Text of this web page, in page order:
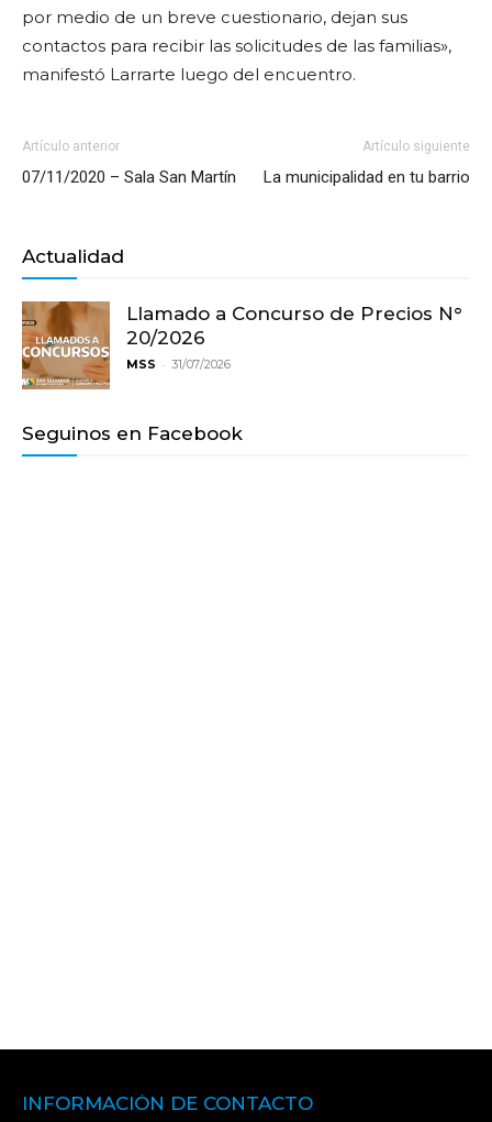
por medio de un breve cuestionario, dejan sus
contactos para recibir las solicitudes de las familias»,
manifestó Larrarte luego del encuentro.
Artículo anterior
07/11/2020 – Sala San Martín
Artículo siguiente
La municipalidad en tu barrio
Actualidad
Llamado a Concurso de Precios N°
20/2026
MSS - 31/07/2026
Seguinos en Facebook
INFORMACIÓN DE CONTACTO